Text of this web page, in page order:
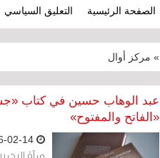
الصفحة الرئيسية التعليق السياسي
» مركز أوال
عبد الوهاب حسين في كتاب
«الفاتح والمفتوح»
مرآة